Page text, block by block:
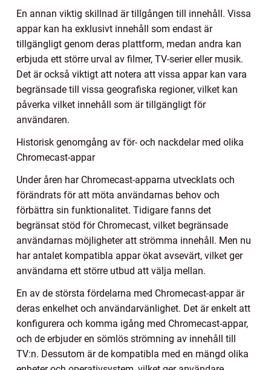
En annan viktig skillnad är tillgången till innehåll. Vissa
appar kan ha exklusivt innehåll som endast är
tillgängligt genom deras plattform, medan andra kan
erbjuda ett större urval av filmer, TV-serier eller musik.
Det är också viktigt att notera att vissa appar kan vara
begränsade till vissa geografiska regioner, vilket kan
påverka vilket innehåll som är tillgängligt för
användaren.
Historisk genomgång av för- och nackdelar med olika
Chromecast-appar
Under åren har Chromecast-apparna utvecklats och
förändrats för att möta användarnas behov och
förbättra sin funktionalitet. Tidigare fanns det
begränsat stöd för Chromecast, vilket begränsade
användarnas möjligheter att strömma innehåll. Men nu
har antalet kompatibla appar ökat avsevärt, vilket ger
användarna ett större utbud att välja mellan.
En av de största fördelarna med Chromecast-appar är
deras enkelhet och användarvänlighet. Det är enkelt att
konfigurera och komma igång med Chromecast-appar,
och de erbjuder en sömlös strömning av innehåll till
TV:n. Dessutom är de kompatibla med en mängd olika